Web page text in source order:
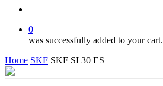
0
was successfully added to your cart.
Home SKF SKF SI 30 ES